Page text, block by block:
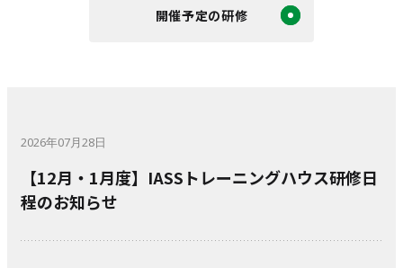
開催予定の研修
2026年07月28日
【12月・1月度】IASSトレーニングハウス研修日
程のお知らせ